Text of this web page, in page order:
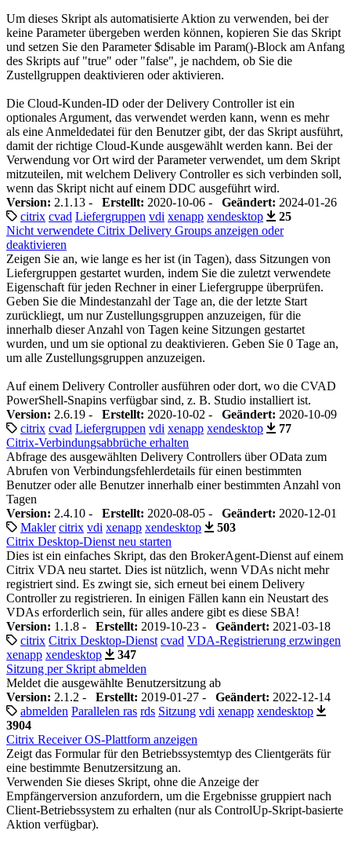
Um dieses Skript als automatisierte Aktion zu verwenden, bei der
keine Parameter übergeben werden können, kopieren Sie das Skript
und setzen Sie den Parameter $disable im Param()-Block am Anfang
des Skripts auf "true" oder "false", je nachdem, ob Sie die
Zustellgruppen deaktivieren oder aktivieren.
Die Cloud-Kunden-ID oder der Delivery Controller ist ein
optionales Argument, das verwendet werden kann, wenn es mehr
als eine Anmeldedatei für den Benutzer gibt, der das Skript ausführt,
damit der richtige Cloud-Kunde ausgewählt werden kann. Bei der
Verwendung vor Ort wird der Parameter verwendet, um dem Skript
mitzuteilen, mit welchem Delivery Controller es sich verbinden soll,
wenn das Skript nicht auf einem DDC ausgeführt wird.
Version: 2.1.13 - Erstellt: 2020-10-06 - Geändert: 2024-01-26
citrix cvad Liefergruppen vdi xenapp xendesktop
25
Nicht verwendete Citrix Delivery Groups anzeigen oder
deaktivieren
Zeigen Sie an, wie lange es her ist (in Tagen), dass Sitzungen von
Liefergruppen gestartet wurden, indem Sie die zuletzt verwendete
Eigenschaft für jeden Rechner in einer Liefergruppe überprüfen.
Geben Sie die Mindestanzahl der Tage an, die der letzte Start
zurückliegt, um nur Zustellungsgruppen anzuzeigen, für die
innerhalb dieser Anzahl von Tagen keine Sitzungen gestartet
wurden, und um sie optional zu deaktivieren. Geben Sie 0 Tage an,
um alle Zustellungsgruppen anzuzeigen.
Auf einem Delivery Controller ausführen oder dort, wo die CVAD
PowerShell-Snapins verfügbar sind, z. B. Studio installiert ist.
Version: 2.6.19 - Erstellt: 2020-10-02 - Geändert: 2020-10-09
citrix cvad Liefergruppen vdi xenapp xendesktop
77
Citrix-Verbindungsabbrüche erhalten
Abfrage des ausgewählten Delivery Controllers über OData zum
Abrufen von Verbindungsfehlerdetails für einen bestimmten
Benutzer oder alle Benutzer innerhalb einer bestimmten Anzahl von
Tagen
Version: 2.4.10 - Erstellt: 2020-08-05 - Geändert: 2020-12-01
Makler citrix vdi xenapp xendesktop
503
Citrix Desktop-Dienst neu starten
Dies ist ein einfaches Skript, das den BrokerAgent-Dienst auf einem
Citrix VDA neu startet. Dies ist nützlich, wenn VDAs nicht mehr
registriert sind. Es zwingt sie, sich erneut bei einem Delivery
Controller zu registrieren. In einigen Fällen kann ein Neustart des
VDAs erforderlich sein, für alles andere gibt es diese SBA!
Version: 1.1.8 - Erstellt: 2019-10-23 - Geändert: 2021-03-18
citrix Citrix Desktop-Dienst cvad VDA-Registrierung erzwingen
xenapp xendesktop
347
Sitzung per Skript abmelden
Meldet die ausgewählte Benutzersitzung ab
Version: 2.1.2 - Erstellt: 2019-01-27 - Geändert: 2022-12-14
abmelden Parallelen ras rds Sitzung vdi xenapp xendesktop
3904
Citrix Receiver OS-Plattform anzeigen
Zeigt das Formular für den Betriebssystemtyp des Clientgeräts für
eine bestimmte Benutzersitzung an.
Verwenden Sie dieses Skript, ohne die Anzeige der
Empfängerversion anzufordern, um die Ergebnisse gruppiert nach
Client-Betriebssystem zu erhalten (nur als ControlUp-Skript-basierte
Aktion verfügbar).